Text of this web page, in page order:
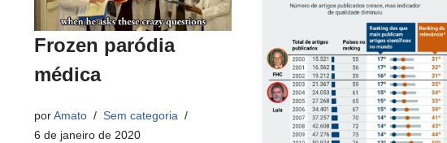
Frozen paródia
médica
porAmato
Sem categoria
6 de janeiro de 2020